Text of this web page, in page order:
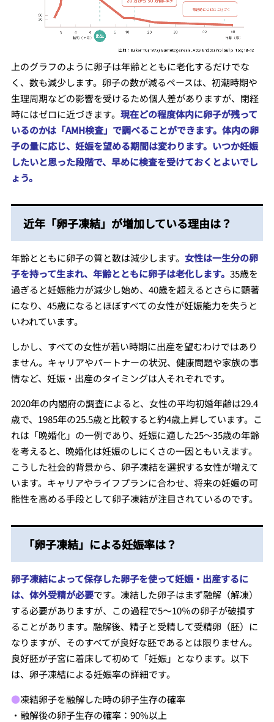
上のグラフのように卵子は年齢とともに老化するだけでな
く、数も減少します。卵子の数が減るペースは、初潮時期や
生理周期などの影響を受けるため個人差がありますが、閉経
時にはゼロに近づきます。 現在どの程度体内に卵子が残って
いるのかは「AMH検査」で調べることができます。体内の卵
子の量に応じ、妊娠を望める期間は変わります。いつか妊娠
したいと思った段階で、早めに検査を受けておくとよいでし
ょう。
近年「卵子凍結」が増加している理由は？
年齢とともに卵子の質と数は減少します。 女性は一生分の卵
子を持って生まれ、年齢とともに卵子は老化します。 35歳を
過ぎると妊娠能力が減少し始め、40歳を超えるとさらに顕著
になり、45歳になるとほぼすべての女性が妊娠能力を失うと
いわれています。
しかし、すべての女性が若い時期に出産を望むわけではあり
ません。キャリアやパートナーの状況、健康問題や家族の事
情など、妊娠・出産のタイミングは人それぞれです。
2020年の内閣府の調査によると、女性の平均初婚年齢は29.4
歳で、1985年の25.5歳と比較すると約4歳上昇しています。こ
れは「晩婚化」の一例であり、妊娠に適した25～35歳の年齢
を考えると、晩婚化は妊娠のしにくさの一因ともいえます。
こうした社会的背景から、卵子凍結を選択する女性が増えて
います。キャリアやライフプランに合わせ、将来の妊娠の可
能性を高める手段として卵子凍結が注目されているのです。
「卵子凍結」による妊娠率は？
卵子凍結によって保存した卵子を使って妊娠・出産するに
は、体外受精が必要です。凍結した卵子はまず融解（解凍）
する必要がありますが、この過程で5～10％の卵子が破損す
ることがあります。融解後、精子と受精して受精卵（胚）に
なりますが、そのすべてが良好な胚であるとは限りません。
良好胚が子宮に着床して初めて「妊娠」となります。以下
は、卵子凍結による妊娠率の詳細です。
●凍結卵子を融解した時の卵子生存の確率
・融解後の卵子生存の確率：90%以上